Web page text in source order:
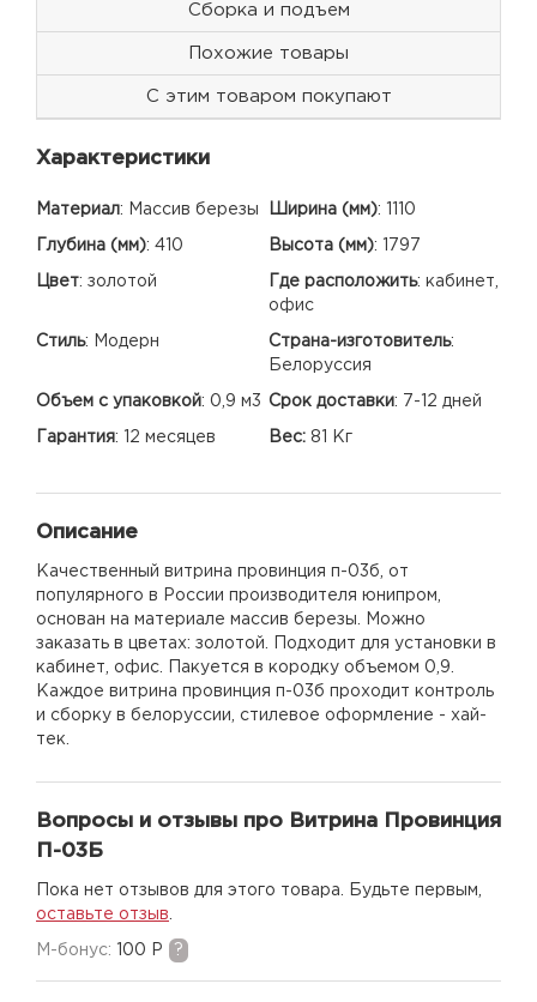
Сборка и подъем
Похожие товары
С этим товаром покупают
Характеристики
Материал: Массив березы Ширина (мм): 1110
Глубина (мм): 410 Высота (мм): 1797
Цвет: золотой Где расположить: кабинет,
офис
Стиль: Модерн Страна-изготовитель:
Белоруссия
Объем с упаковкой: 0,9 м3 Срок доставки: 7-12 дней
Гарантия: 12 месяцев Вес: 81 Кг
Описание
Качественный витрина провинция п-03б, от
популярного в России производителя юнипром,
основан на материале массив березы. Можно
заказать в цветах: золотой. Подходит для установки в
кабинет, офис. Пакуется в кородку объемом 0,9.
Каждое витрина провинция п-03б проходит контроль
и сборку в белоруссии, стилевое оформление - хай-
тек.
Вопросы и отзывы про Витрина Провинция
П-03Б
Пока нет отзывов для этого товара. Будьте первым,
оставьте отзыв
M-бонус: 100 Р ?